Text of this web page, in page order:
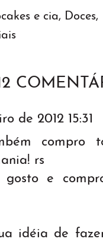
e cia, Doces,
de 2012 15:31
compro
rs
e
idéia de